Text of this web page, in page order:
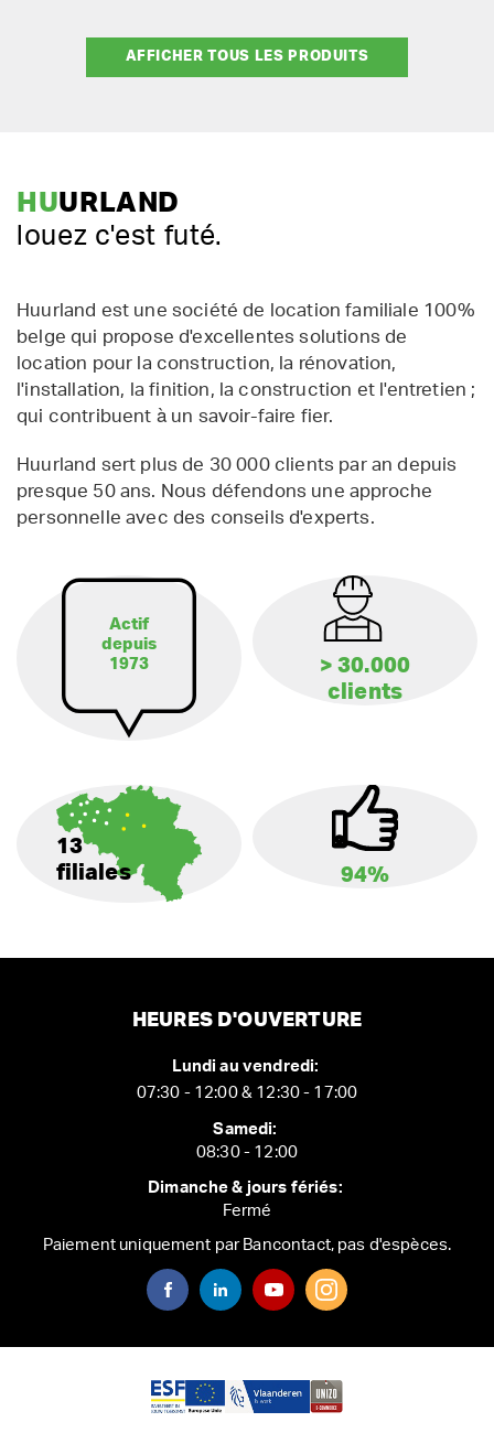
AFFICHER TOUS LES PRODUITS
HUURLAND
louez c'est futé.
Huurland est une société de location familiale 100%
belge qui propose d'excellentes solutions de
location pour la construction, la rénovation,
l'installation, la finition, la construction et l'entretien ;
qui contribuent à un savoir-faire fier.
Huurland sert plus de 30 000 clients par an depuis
presque 50 ans. Nous défendons une approche
personnelle avec des conseils d'experts.
Actif
depuis
1973
> 30.000
clients
13
filiales
94%
HEURES D'OUVERTURE
Lundi au vendredi:
07:30 - 12:00 & 12:30 - 17:00
Samedi:
08:30 - 12:00
Dimanche & jours fériés:
Fermé
Paiement uniquement par Bancontact, pas d'espèces.